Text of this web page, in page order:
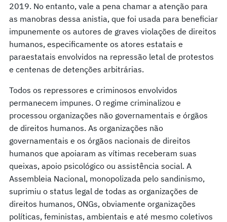
2019. No entanto, vale a pena chamar a atenção para
as manobras dessa anistia, que foi usada para beneficiar
impunemente os autores de graves violações de direitos
humanos, especificamente os atores estatais e
paraestatais envolvidos na repressão letal de protestos
e centenas de detenções arbitrárias.
Todos os repressores e criminosos envolvidos
permanecem impunes. O regime criminalizou e
processou organizações não governamentais e órgãos
de direitos humanos. As organizações não
governamentais e os órgãos nacionais de direitos
humanos que apoiaram as vítimas receberam suas
queixas, apoio psicológico ou assistência social. A
Assembleia Nacional, monopolizada pelo sandinismo,
suprimiu o status legal de todas as organizações de
direitos humanos, ONGs, obviamente organizações
políticas, feministas, ambientais e até mesmo coletivos